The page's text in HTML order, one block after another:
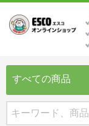
すべての商品